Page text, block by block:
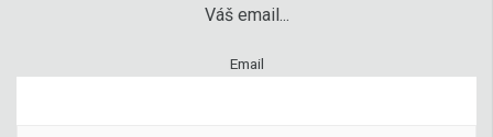
Váš email...
Email